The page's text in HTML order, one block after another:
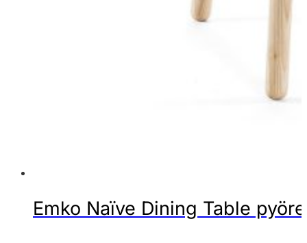
Emko Naïve Dining Table